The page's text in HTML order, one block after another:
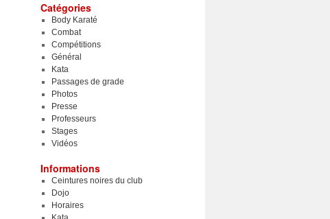
Catégories
Body Karaté
Combat
Compétitions
Général
Kata
Passages de grade
Photos
Presse
Professeurs
Stages
Vidéos
Informations
Ceintures noires du club
Dojo
Horaires